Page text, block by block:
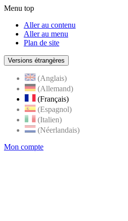
Menu top
Aller au contenu
Aller au menu
Plan de site
Versions étrangères
(Anglais)
(Allemand)
(Français)
(Espagnol)
(Italien)
(Néerlandais)
Mon compte